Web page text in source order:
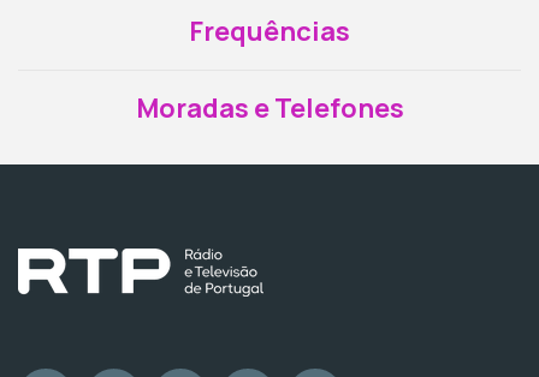
Frequências
Moradas e Telefones